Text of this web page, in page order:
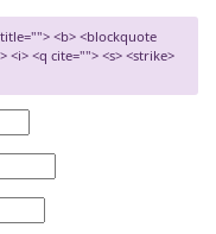
<b> <blockquote
<i> <q cite=""> <s> <strike>